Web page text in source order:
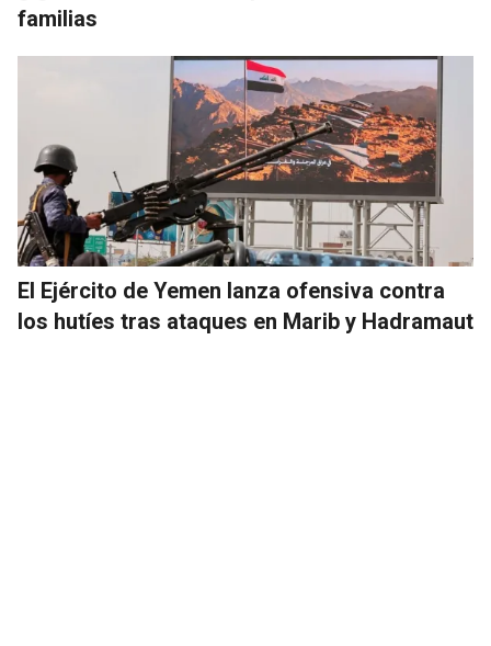
familias
El Ejército de Yemen lanza ofensiva contra
los hutíes tras ataques en Marib y Hadramaut